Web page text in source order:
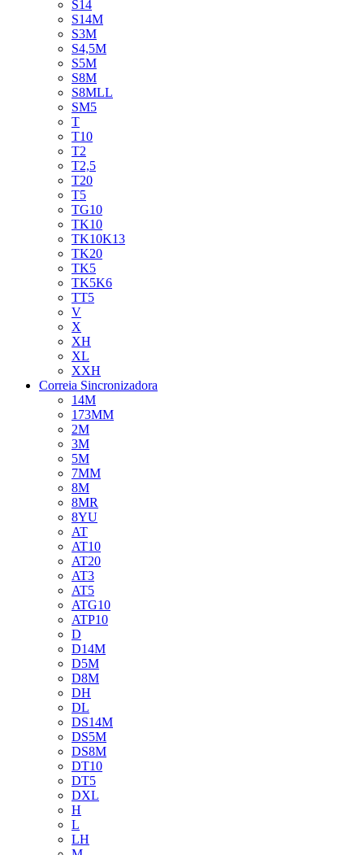
S14
S14M
S3M
S4,5M
S5M
S8M
S8MLL
SM5
T
T10
T2
T2,5
T20
T5
TG10
TK10
TK10K13
TK20
TK5
TK5K6
TT5
V
X
XH
XL
XXH
Correia Sincronizadora
14M
173MM
2M
3M
5M
7MM
8M
8MR
8YU
AT
AT10
AT20
AT3
AT5
ATG10
ATP10
D
D14M
D5M
D8M
DH
DL
DS14M
DS5M
DS8M
DT10
DT5
DXL
H
L
LH